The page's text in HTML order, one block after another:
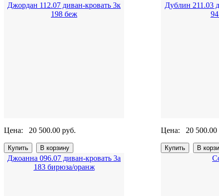
Джордан 112.07 диван-кровать 3к
198 беж
Цена: 20 500.00 руб.
Дублин 211.03
Цена: 20 500.00
Джоанна 096.07 диван-кровать 3а
183 бирюза/оранж